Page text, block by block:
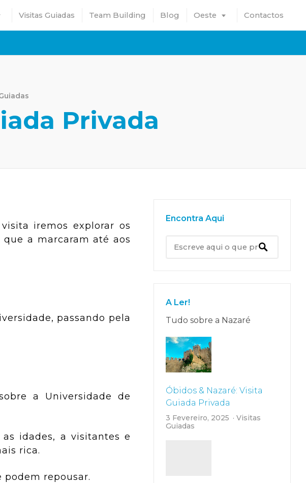
Visitas Guiadas Team Building Blog Oeste Contactos
Privada
iremos explorar os
a marcaram até aos
passando pela
a Universidade de
idades, a visitantes e
rica.
podem repousar.
Encontra Aqui
A Ler!
Tudo sobre a Nazaré
Óbidos & Nazaré: Visita
Guiada Privada
3 Fevereiro, 2025
Visitas
Guiadas